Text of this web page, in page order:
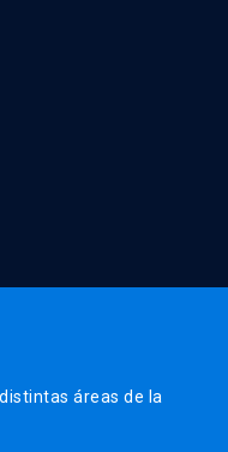
áreas de la